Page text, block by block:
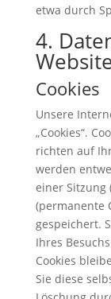
etwa durch
4.
Cookies
Unsere
„Cookies“.
richten auf
werden
einer Sitzung
(permanente
gespeichert.
Ihres
Cookies
Sie diese